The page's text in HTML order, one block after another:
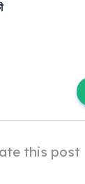
this post